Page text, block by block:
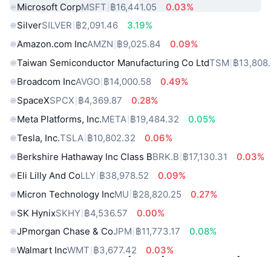
Microsoft CorpMSFT ฿16,441.05
0.03%
SilverSILVER ฿2,091.46
3.19%
Amazon.com IncAMZN ฿9,025.84
0.09%
Taiwan Semiconductor Manufacturing Co LtdTSM ฿
Broadcom IncAVGO ฿14,000.58
0.49%
SpaceXSPCX ฿4,369.87
0.28%
Meta Platforms, Inc.META ฿19,484.32
0.05%
Tesla, Inc.TSLA ฿10,802.32
0.06%
Berkshire Hathaway Inc Class BBRK.B ฿17,130.31
0.03%
Eli Lilly And CoLLY ฿38,978.52
0.09%
Micron Technology IncMU ฿28,820.25
0.27%
SK HynixSKHY ฿4,536.57
0.00%
JPmorgan Chase & CoJPM ฿11,773.17
0.08%
Walmart IncWMT ฿3,677.42 0.03%